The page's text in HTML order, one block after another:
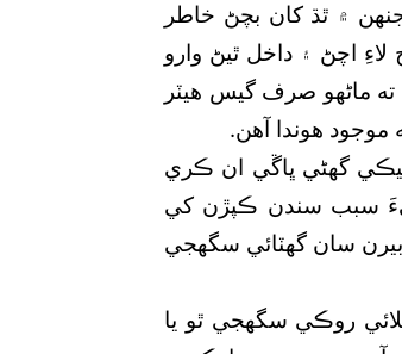
۾ ٿڌ کان بچڻ خاطر
اچڻ ۽ داخل ٿيڻ وارو
ماڻهو صرف گيس هيٽر
موجود هوندا آهن.
گھڻي ڀاڱي ان ڪري
سبب سندن ڪپڙن کي
سان گهٽائي سگھجي
روڪي سگھجي ٿو يا